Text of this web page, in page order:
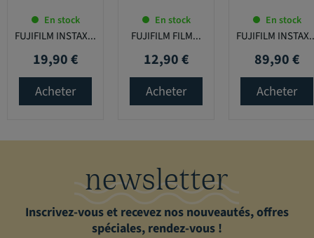
En stock
FUJIFILM INSTAX...
Prix
19,90 €
Acheter
En stock
FUJIFILM FILM...
Prix
12,90 €
Acheter
En stock
FUJIFILM
Prix
89,90 €
Acheter
newsletter
Inscrivez-vous et recevez nos nouveautés, offres
spéciales, rendez-vous !